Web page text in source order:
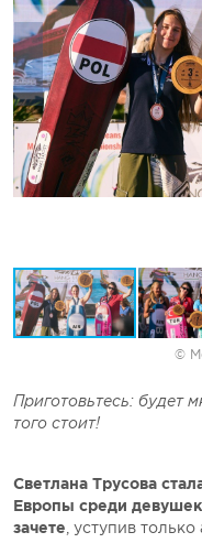
©
Приготовьтесь: будет
того стоит!
Светлана Трусова
Европы среди
зачете , уступив